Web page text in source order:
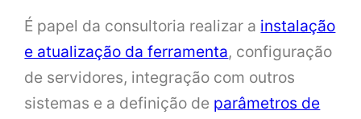
É papel da consultoria realizar a instalação
e atualização da ferramenta, configuração
de servidores, integração com outros
sistemas e a definição de parâmetros de